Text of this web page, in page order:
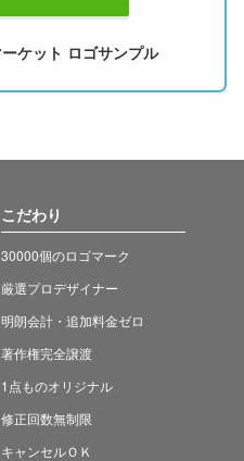
こだわり
30000個のロゴマーク
厳選プロデザイナー
明朗会計・追加料金ゼロ
著作権完全譲渡
1点ものオリジナル
修正回数無制限
キャンセルＯＫ